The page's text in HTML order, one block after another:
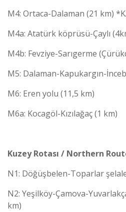
M4: Ortaca-Dalaman (21 km)
M4a: Atatürk köprüsü-Çaylı
M4b: Fevziye-Sarıgerme
M5: Dalaman-Kapukargın-
M6: Eren yolu (11,5 km)
M6a: Kocagöl-Kızılağaç (1 km)
Kuzey Rotası / Northern
N1: Döğüşbelen-Toparlar
N2: Yeşilköy-Çamova-
km)